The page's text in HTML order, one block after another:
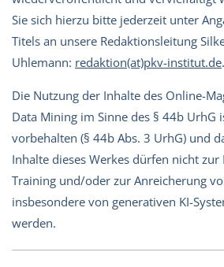
Sie sich hierzu bitte jederzeit unter
Titels an unsere Redaktionsleitung
Uhlemann: redaktion(at)pkv-institut.de
Die Nutzung der Inhalte des Online-
Data Mining im Sinne des § 44b UrhG
vorbehalten (§ 44b Abs. 3 UrhG) und
Inhalte dieses Werkes dürfen nicht
Training und/oder zur Anreicherung
insbesondere von generativen KI-
werden.